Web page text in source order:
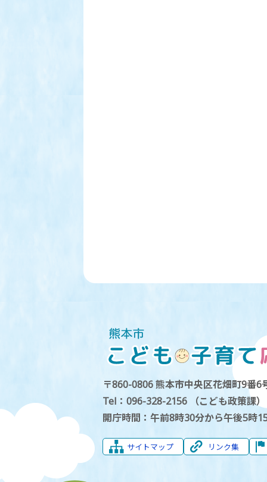
〒860-0806 熊本市中央区花畑町9番
Tel：096-328-2156 （こども政策課）
開庁時間：午前8時30分から午後5時
サイトマップ リンク集